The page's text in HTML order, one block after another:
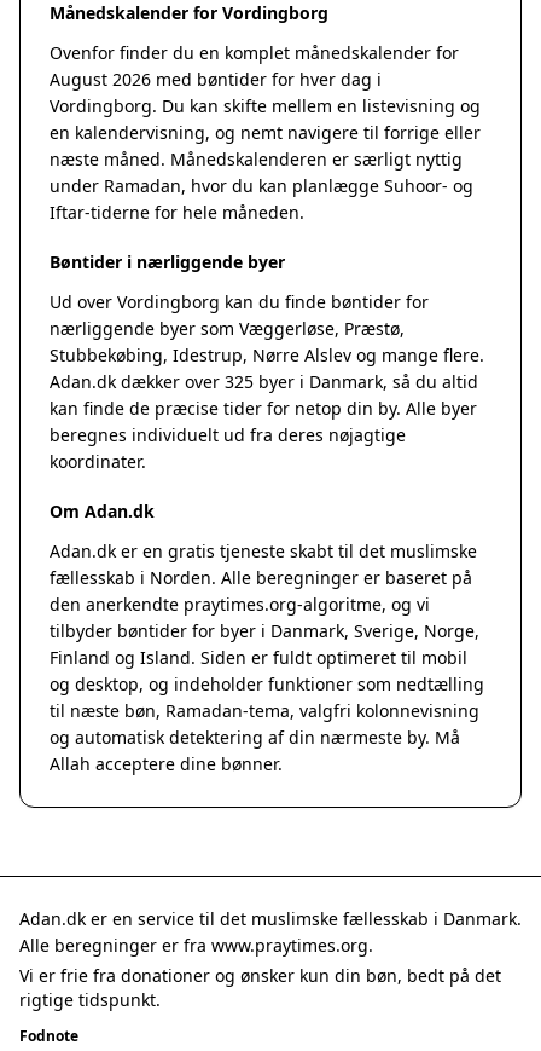
Månedskalender for Vordingborg
Ovenfor finder du en komplet månedskalender for
August 2026 med bøntider for hver dag i
Vordingborg. Du kan skifte mellem en listevisning og
en kalendervisning, og nemt navigere til forrige eller
næste måned. Månedskalenderen er særligt nyttig
under Ramadan, hvor du kan planlægge Suhoor- og
Iftar-tiderne for hele måneden.
Bøntider i nærliggende byer
Ud over Vordingborg kan du finde bøntider for
nærliggende byer som Væggerløse, Præstø,
Stubbekøbing, Idestrup, Nørre Alslev og mange flere.
Adan.dk dækker over 325 byer i Danmark, så du altid
kan finde de præcise tider for netop din by. Alle byer
beregnes individuelt ud fra deres nøjagtige
koordinater.
Om Adan.dk
Adan.dk er en gratis tjeneste skabt til det muslimske
fællesskab i Norden. Alle beregninger er baseret på
den anerkendte praytimes.org-algoritme, og vi
tilbyder bøntider for byer i Danmark, Sverige, Norge,
Finland og Island. Siden er fuldt optimeret til mobil
og desktop, og indeholder funktioner som nedtælling
til næste bøn, Ramadan-tema, valgfri kolonnevisning
og automatisk detektering af din nærmeste by. Må
Allah acceptere dine bønner.
Adan.dk er en service til det muslimske fællesskab i Danmark.
Alle beregninger er fra www.praytimes.org.
Vi er frie fra donationer og ønsker kun din bøn, bedt på det
rigtige tidspunkt.
Fodnote